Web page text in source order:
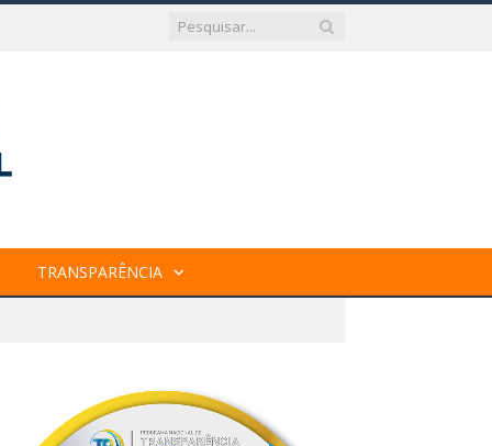
TRANSPARÊNCIA